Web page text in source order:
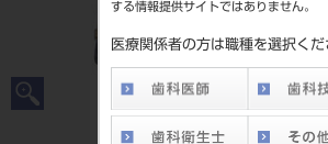
する情報提供サイトではありません。
医療関係者の方は職種を選択くだ
201060512
JAN/EAN